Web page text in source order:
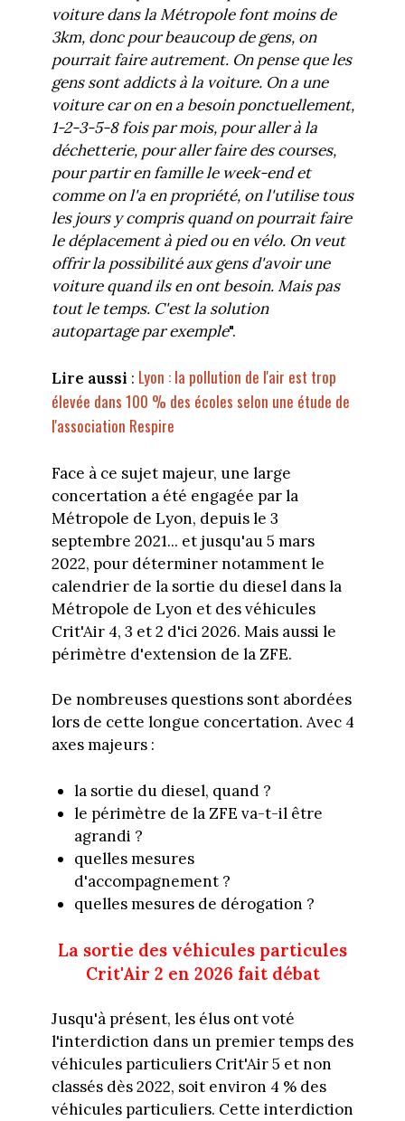
voiture dans la Métropole font moins de
3km, donc pour beaucoup de gens, on
pourrait faire autrement. On pense que les
gens sont addicts à la voiture. On a une
voiture car on en a besoin ponctuellement,
1-2-3-5-8 fois par mois, pour aller à la
déchetterie, pour aller faire des courses,
pour partir en famille le week-end et
comme on l'a en propriété, on l'utilise tous
les jours y compris quand on pourrait faire
le déplacement à pied ou en vélo. On veut
offrir la possibilité aux gens d'avoir une
voiture quand ils en ont besoin. Mais pas
tout le temps. C'est la solution
autopartage par exemple".
Lire aussi : Lyon : la pollution de l'air est trop
élevée dans 100 % des écoles selon une étude de
l'association Respire
Face à ce sujet majeur, une large
concertation a été engagée par la
Métropole de Lyon, depuis le 3
septembre 2021... et jusqu'au 5 mars
2022, pour déterminer notamment le
calendrier de la sortie du diesel dans la
Métropole de Lyon et des véhicules
Crit'Air 4, 3 et 2 d'ici 2026. Mais aussi le
périmètre d'extension de la ZFE.
De nombreuses questions sont abordées
lors de cette longue concertation. Avec 4
axes majeurs :
la sortie du diesel, quand ?
le périmètre de la ZFE va-t-il être
agrandi ?
quelles mesures
d'accompagnement ?
quelles mesures de dérogation ?
La sortie des véhicules particules
Crit'Air 2 en 2026 fait débat
Jusqu'à présent, les élus ont voté
l'interdiction dans un premier temps des
véhicules particuliers Crit'Air 5 et non
classés dès 2022, soit environ 4 % des
véhicules particuliers. Cette interdiction